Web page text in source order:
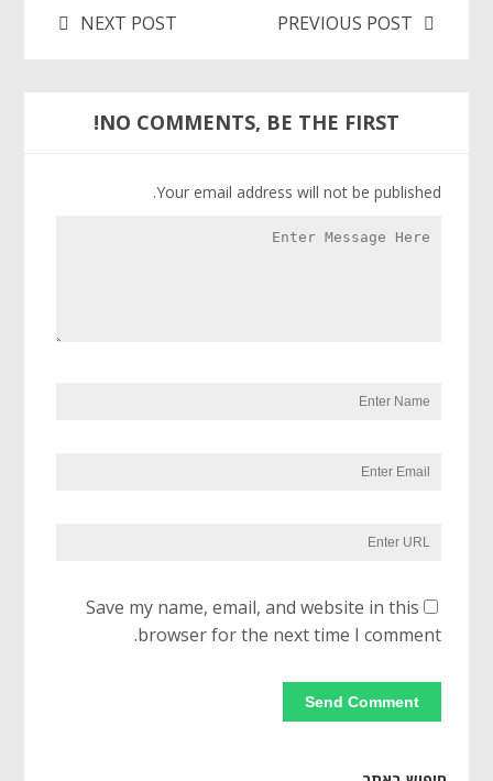
PREVIOUS POST
NEXT POST
NO COMMENTS, BE THE FIRST!
Your email address will not be published.
Save my name, email, and website in this
browser for the next time I comment.